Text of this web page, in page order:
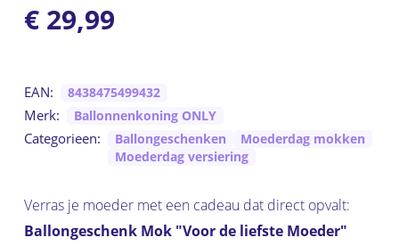
€29,99
EAN: 8438475499432
Merk: Ballonnenkoning ONLY
Categorieen: Ballongeschenken
Moederdag mokken
Moederdag versiering
Verras je moeder met een cadeau dat direct opvalt:
Ballongeschenk Mok "Voor de liefste Moeder"